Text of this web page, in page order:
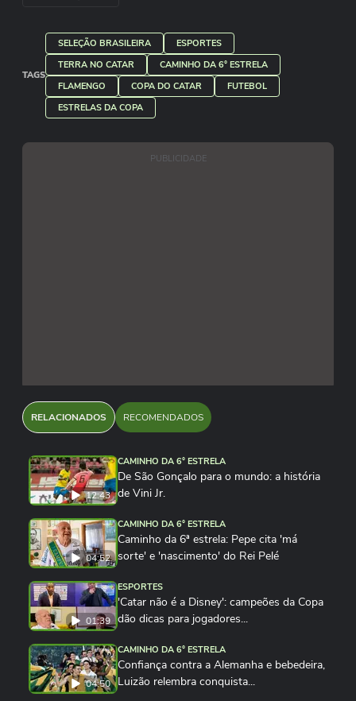
TAGS
SELEÇÃO BRASILEIRA
ESPORTES
TERRA NO CATAR
CAMINHO DA 6° ESTRELA
FLAMENGO
COPA DO CATAR
FUTEBOL
ESTRELAS DA COPA
PUBLICIDADE
RELACIONADOS RECOMENDADOS
12:43
CAMINHO DA 6° ESTRELA
De São Gonçalo para o mundo: a história
de Vini Jr.
04:52
CAMINHO DA 6° ESTRELA
Caminho da 6ª estrela: Pepe cita 'má
sorte' e 'nascimento' do Rei Pelé
01:39
ESPORTES
'Catar não é a Disney': campeões da Copa
dão dicas para jogadores...
04:50
CAMINHO DA 6° ESTRELA
Confiança contra a Alemanha e bebedeira,
Luizão relembra conquista...